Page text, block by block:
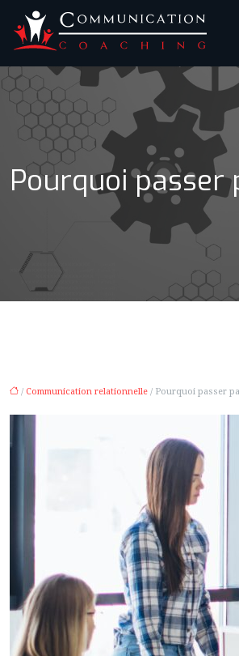
Pourquoi passer
/ Communication relationnelle / Pourquoi passer